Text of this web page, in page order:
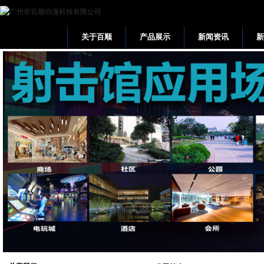
网站首页
关于百顺 产品展示 新闻资讯